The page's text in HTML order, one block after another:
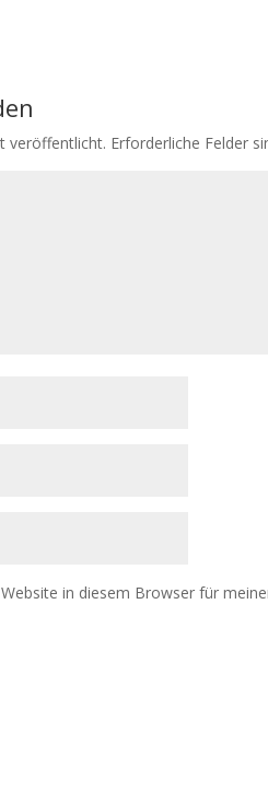
veröffentlicht. Erforderliche Felder
in diesem Browser für